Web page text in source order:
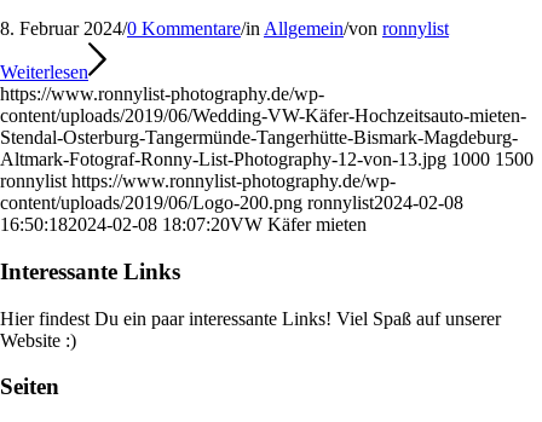
8. Februar 2024/0 Kommentare/in Allgemein/von ronnylist
Weiterlesen
https://www.ronnylist-photography.de/wp-
content/uploads/2019/06/Wedding-VW-Käfer-Hochzeitsauto-mieten-
Stendal-Osterburg-Tangermünde-Tangerhütte-Bismark-Magdeburg-
Altmark-Fotograf-Ronny-List-Photography-12-von-13.jpg 1000 1500
ronnylist https://www.ronnylist-photography.de/wp-
content/uploads/2019/06/Logo-200.png ronnylist2024-02-08
16:50:182024-02-08 18:07:20VW Käfer mieten
Interessante Links
Hier findest Du ein paar interessante Links! Viel Spaß auf unserer
Website :)
Seiten